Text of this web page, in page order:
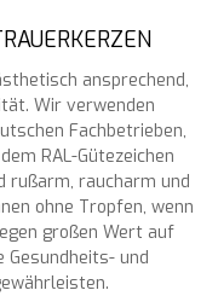
ansprechend,
Wir verwenden
Fachbetrieben,
RAL-Gütezeichen
rußarm, raucharm und
ohne Tropfen, wenn
großen Wert auf
und